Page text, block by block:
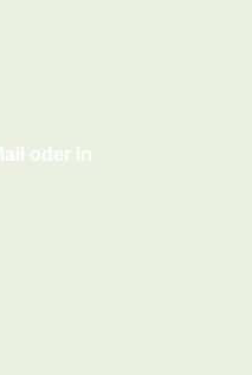
oder in